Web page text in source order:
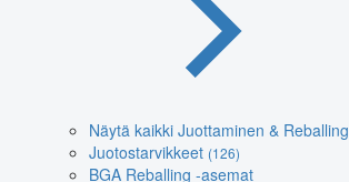
Näytä kaikki Juottaminen & Reballing
Juotostarvikkeet (126)
BGA Reballing -asemat